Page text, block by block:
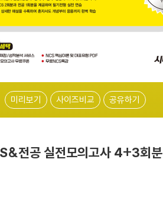
미리보기 사이즈비교 공유하기
전공 실전모의고사 4+3회분